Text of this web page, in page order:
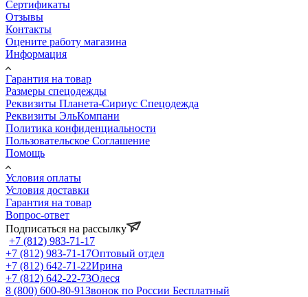
Сертификаты
Отзывы
Контакты
Оцените работу магазина
Информация
Гарантия на товар
Размеры спецодежды
Реквизиты Планета-Сириус Спецодежда
Реквизиты ЭльКомпани
Политика конфиденциальности
Пользовательское Соглашение
Помощь
Условия оплаты
Условия доставки
Гарантия на товар
Вопрос-ответ
Подписаться на рассылку
+7 (812) 983-71-17
+7 (812) 983-71-17Оптовый отдел
+7 (812) 642-71-22Ирина
+7 (812) 642-22-73Олеся
8 (800) 600-80-91Звонок по России Бесплатный